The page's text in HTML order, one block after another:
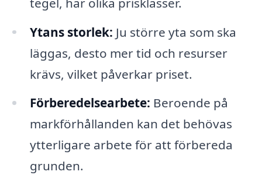
Ytans storlek: Ju större yta som ska
läggas, desto mer tid och resurser
krävs, vilket påverkar priset.
Förberedelsearbete: Beroende på
markförhållanden kan det behövas
ytterligare arbete för att förbereda
grunden.